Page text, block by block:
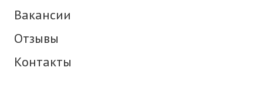
Вакансии
Отзывы
Контакты